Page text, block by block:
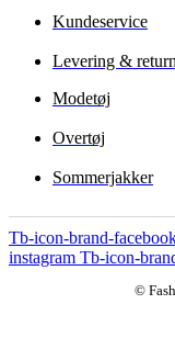
Kundeservice
Levering &
Modetøj
Overtøj
Sommerjakker
Tb-icon-brand-
instagram Tb-icon-
©